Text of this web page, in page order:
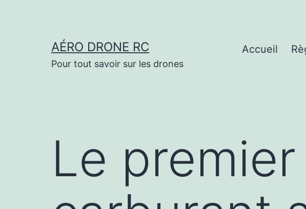
AÉRO DRONE RC
Pour tout savoir sur les drones
Accueil
Le